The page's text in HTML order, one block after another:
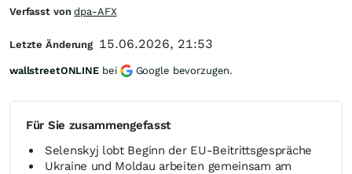
Für Sie zusammengefasst
Selenskyj lobt Beginn der EU-Beitrittsgespräche
Ukraine und Moldau arbeiten gemeinsam am
Verfasst vondpa-AFX
Letzte Änderung 15.06.2026, 21:53
wallstreetONLINE bei Google bevorzugen.